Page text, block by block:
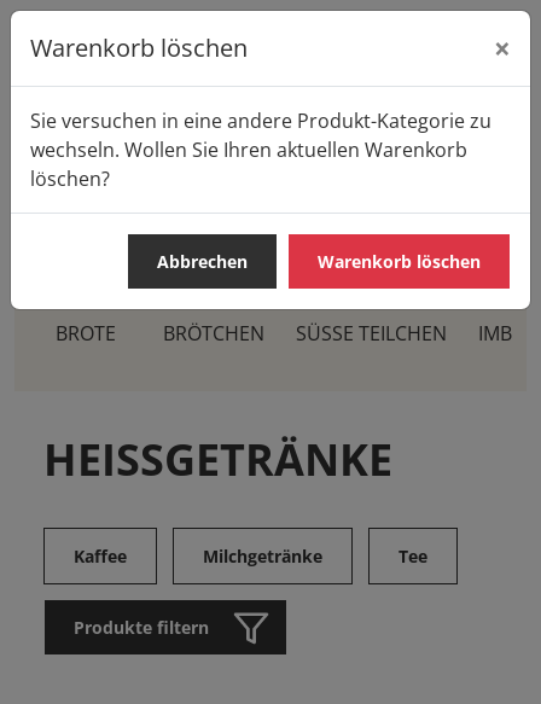
Warenkorb löschen ×
Sie versuchen in eine andere Produkt-Kategorie zu
wechseln. Wollen Sie Ihren aktuellen Warenkorb
löschen?
Abbrechen Warenkorb löschen
Startseite Produkte
Casa Pane
HEISSGETRÄNKE
BROTE BRÖTCHEN SÜSSE TEILCHEN
HEISSGETRÄNKE
Kaffee Milchgetränke Tee
Produkte filtern